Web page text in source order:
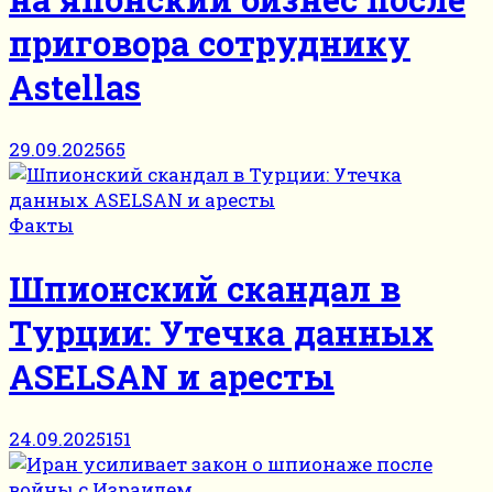
приговора сотруднику
Astellas
29.09.202565
Факты
Шпионский скандал в
Турции: Утечка данных
ASELSAN и аресты
24.09.2025151